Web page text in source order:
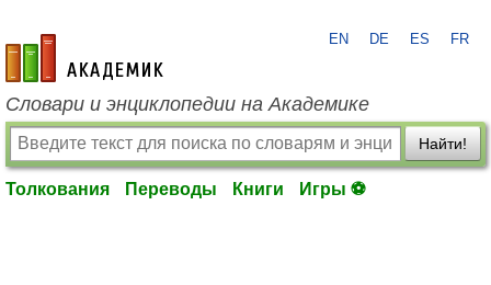
academic.ru
EN DE ES FR
Словари и энциклопедии на Академике
Найти!
Толкования Переводы Книги Игры ⚽